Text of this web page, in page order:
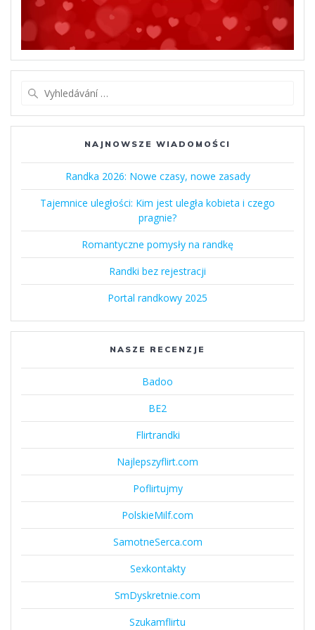
NAJNOWSZE WIADOMOŚCI
Randka 2026: Nowe czasy, nowe zasady
Tajemnice uległości: Kim jest uległa kobieta i czego
pragnie?
Romantyczne pomysły na randkę
Randki bez rejestracji
Portal randkowy 2025
NASZE RECENZJE
Badoo
BE2
Flirtrandki
Najlepszyflirt.com
Poflirtujmy
PolskieMilf.com
SamotneSerca.com
Sexkontakty
SmDyskretnie.com
Szukamflirtu